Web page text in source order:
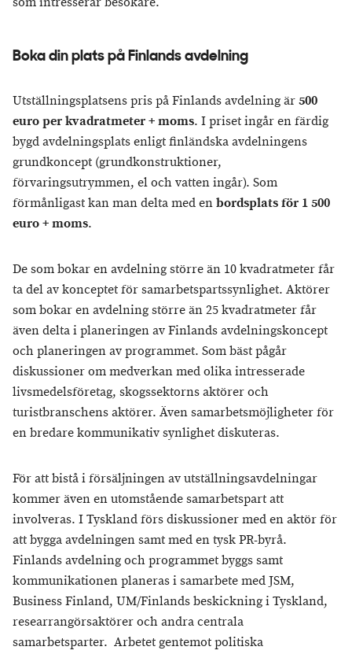
Boka din plats på Finlands avdelning
Utställningsplatsens pris på Finlands avdelning är500
euro per kvadratmeter + moms. I priset ingår en färdig
bygd avdelningsplats enligt finländska avdelningens
grundkoncept (grundkonstruktioner,
förvaringsutrymmen, el och vatten ingår). Som
förmånligast kan man delta med enbordsplats för 1 500
euro + moms.
De som bokar en avdelning större än 10 kvadratmeter får
ta del av konceptet för samarbetspartssynlighet. Aktörer
som bokar en avdelning större än 25 kvadratmeter får
även delta i planeringen av Finlands avdelningskoncept
och planeringen av programmet. Som bäst pågår
diskussioner om medverkan med olika intresserade
livsmedelsföretag, skogssektorns aktörer och
turistbranschens aktörer. Även samarbetsmöjligheter för
en bredare kommunikativ synlighet diskuteras.
För att bistå i försäljningen av utställningsavdelningar
kommer även en utomstående samarbetspart att
involveras. I Tyskland förs diskussioner med en aktör för
att bygga avdelningen samt med en tysk PR-byrå.
Finlands avdelning och programmet byggs samt
kommunikationen planeras i samarbete med JSM,
Business Finland, UM/Finlands beskickning i Tyskland,
researrangörsaktörer och andra centrala
samarbetsparter. Arbetet gentemot politiska